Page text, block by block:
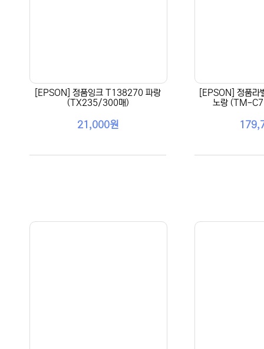
[EPSON] 정품잉크 T138270 파랑
(TX235/300매)
21,000원
[EPSON] 정품
노랑 (TM-